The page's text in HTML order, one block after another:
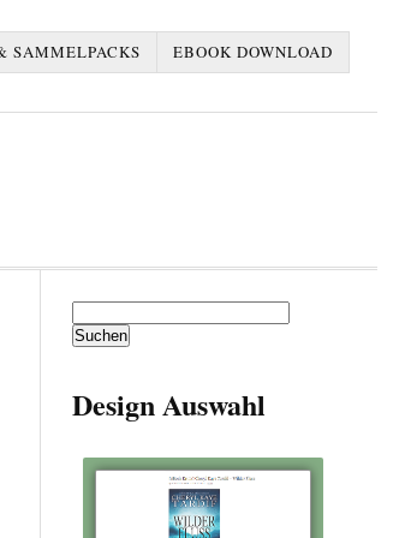
SAMMELPACKS
EBOOK DOWNLOAD
nach:
Design Auswahl